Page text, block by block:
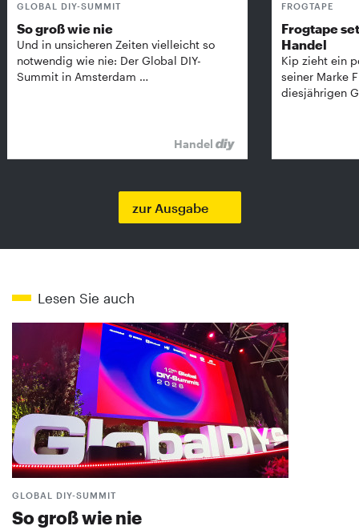
GLOBAL DIY-SUMMIT
So groß wie nie
Und in unsicheren Zeiten vielleicht so
notwendig wie nie: Der Global DIY-
Summit in Amsterdam …
Handel
FROGTAPE
Frogtape
Handel
Kip zieht ein
seiner Marke
diesjährigen
zur Ausgabe
Lesen Sie auch
GLOBAL DIY-SUMMIT
So groß wie nie